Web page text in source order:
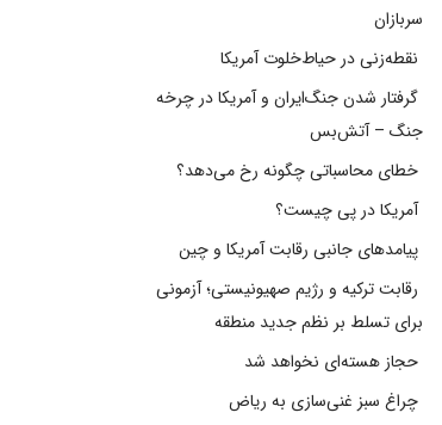
سربازان
نقطه‌زنی در حیاط‌خلوت آمریکا
گرفتار شدن جنگ‌ایران و آمریکا در چرخه
جنگ – آتش‌بس
خطای محاسباتی چگونه رخ می‌دهد؟
آمریکا در پی چیست؟
پیامدهای جانبی رقابت آمریکا و چین
رقابت ترکیه و رژیم صهیونیستی؛ آزمونی
برای تسلط بر نظم جدید منطقه
حجاز هسته‌ای نخواهد شد
چراغ سبز غنی‌سازی به ریاض